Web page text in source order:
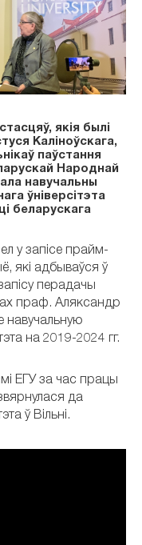
якія былі
Каліноўскага,
паўстання
Народнай
навучальны
ўніверсітэта
беларускага
у запісе прайм-
які адбываўся ў
перадачы
праф. Аляксандр
навучальную
на 2019-2024 гг.
ЕГУ за час працы
да
ў Вільні.